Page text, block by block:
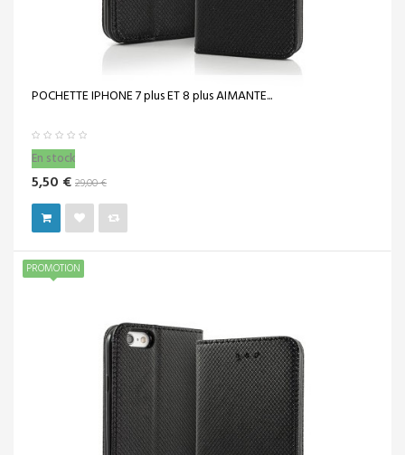
POCHETTE IPHONE 7 plus ET 8 plus AIMANTE...
En stock
5,50 € 29,00 €
PROMOTION